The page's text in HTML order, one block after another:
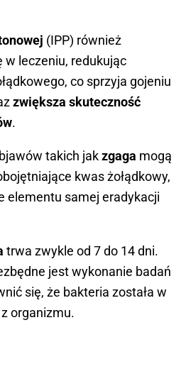
(IPP) również
w leczeniu, redukując
co sprzyja gojeniu
zwiększa skuteczność
.
takich jakzgaga mogą
kwas żołądkowy,
elementu samej eradykacji
trwa zwykle od 7 do 14 dni.
jest wykonanie badań
się, że bakteria została w
organizmu.